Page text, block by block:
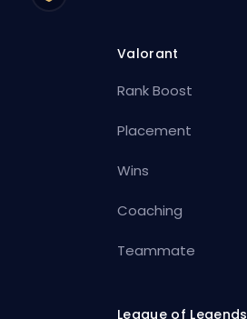
Valorant
Rank Boost
Placement
Wins
Coaching
Teammate
League of Legends